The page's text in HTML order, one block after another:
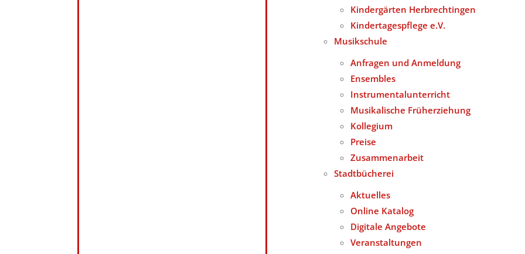
Kindergärten Herbrechtingen
Kindertagespflege e.V.
Musikschule
Anfragen und Anmeldung
Ensembles
Instrumentalunterricht
Musikalische Früherziehung
Kollegium
Preise
Zusammenarbeit
Stadtbücherei
Aktuelles
Online Katalog
Digitale Angebote
Veranstaltungen